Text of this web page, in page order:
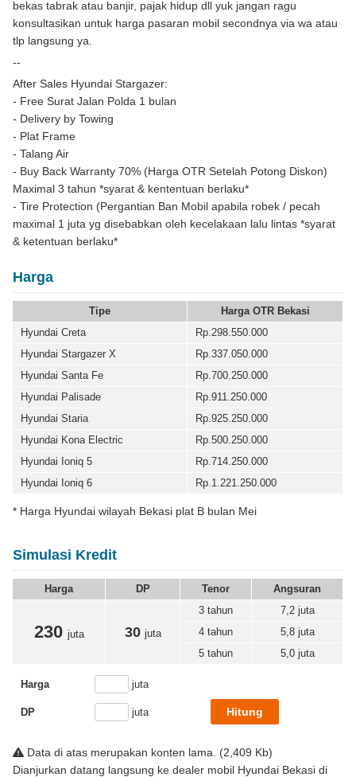
bekas tabrak atau banjir, pajak hidup dll yuk jangan ragu
konsultasikan untuk harga pasaran mobil secondnya via wa atau
tlp langsung ya.
--
After Sales Hyundai Stargazer:
- Free Surat Jalan Polda 1 bulan
- Delivery by Towing
- Plat Frame
- Talang Air
- Buy Back Warranty 70% (Harga OTR Setelah Potong Diskon)
Maximal 3 tahun *syarat & kententuan berlaku*
- Tire Protection (Pergantian Ban Mobil apabila robek / pecah
maximal 1 juta yg disebabkan oleh kecelakaan lalu lintas *syarat
& ketentuan berlaku*
Harga
Tipe
Harga OTR Bekasi
Hyundai Creta
Rp.298.550.000
Hyundai Stargazer X
Rp.337.050.000
Hyundai Santa Fe
Rp.700.250.000
Hyundai Palisade
Rp.911.250.000
Hyundai Staria
Rp.925.250.000
Hyundai Kona Electric
Rp.500.250.000
Hyundai Ioniq 5
Rp.714.250.000
Hyundai Ioniq 6
Rp.1.221.250.000
* Harga Hyundai wilayah Bekasi plat B bulan Mei
Simulasi Kredit
Harga DP Tenor Angsuran
230 juta 30 juta
3 tahun 7,2 juta
4 tahun
5,8 juta
5 tahun
5,0 juta
Harga juta
DP juta
Data di atas merupakan konten lama. (2,409 Kb)
Dianjurkan datang langsung ke dealer mobil Hyundai Bekasi di